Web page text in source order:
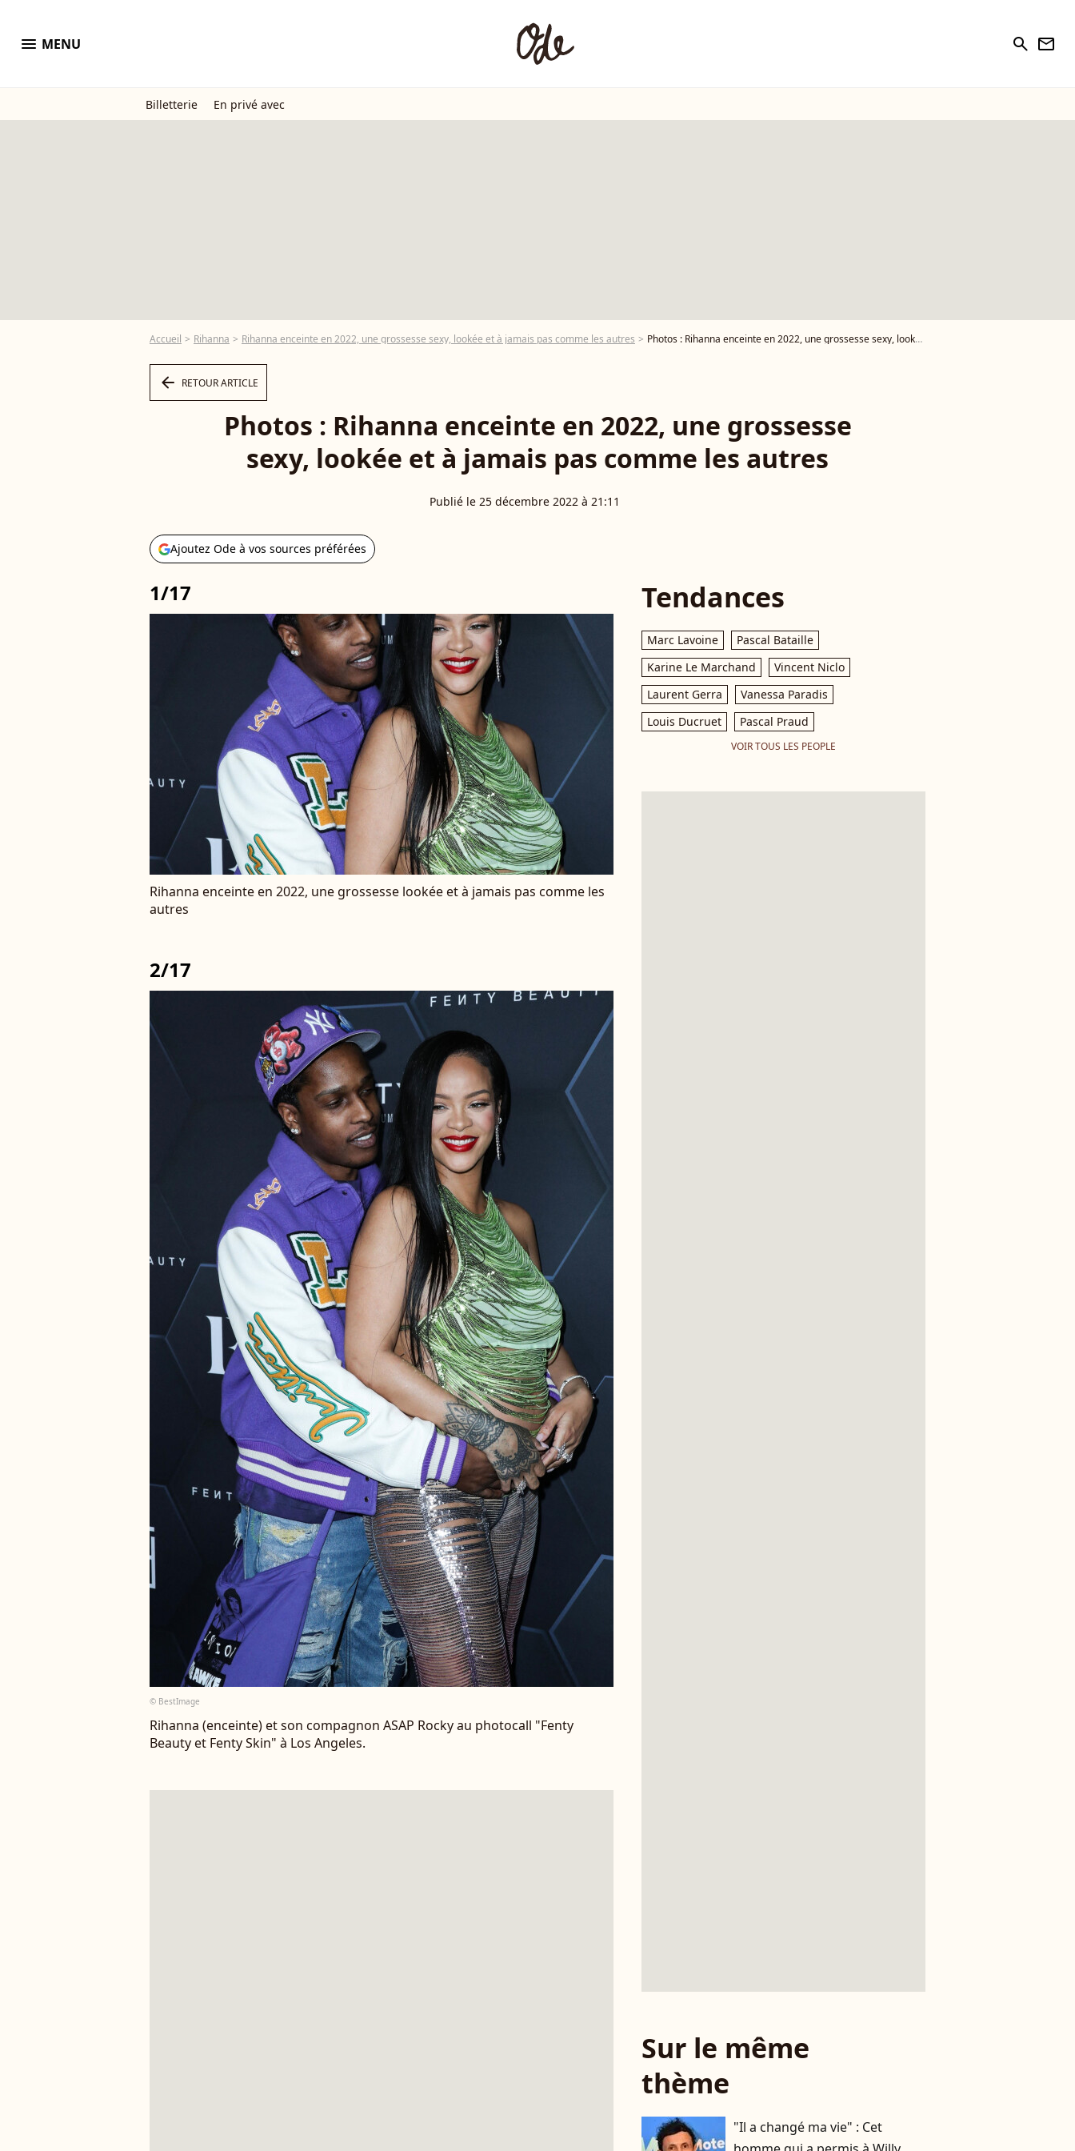
menu MENU search newsletter
Billetterie En privé avec
Accueil Rihanna Rihanna enceinte en 2022, une grossesse sexy, lookée et à jamais pas comme les autres Photos : Rihanna enceinte en 2022, une grossesse sexy, lookée et à jamais pas comme les autres
arrow_left RETOUR ARTICLE
Photos : Rihanna enceinte en 2022, une grossesse
sexy, lookée et à jamais pas comme les autres
Publié le 25 décembre 2022 à 21:11
Ajoutez Ode à vos sources préférées
1/17
Rihanna enceinte en 2022, une grossesse lookée et à jamais pas comme les
autres
2/17
© BestImage
Rihanna (enceinte) et son compagnon ASAP Rocky au photocall "Fenty
Beauty et Fenty Skin" à Los Angeles.
Tendances
Marc Lavoine
Pascal Bataille
Karine Le Marchand
Vincent Niclo
Laurent Gerra
Vanessa Paradis
Louis Ducruet
Pascal Praud
VOIR TOUS LES PEOPLE
Sur le même
thème
"Il a changé ma vie" : Cet